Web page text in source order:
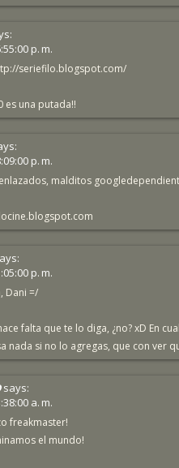
p. m.
seriefilo.blogspot.com/
es una putada!!
p. m.
malditos
p. m.
Dani =/
falta que te lo diga, ¿no? xD En
nada si no lo agregas, que con ver
says:
a. m.
freakmaster!
el mundo!